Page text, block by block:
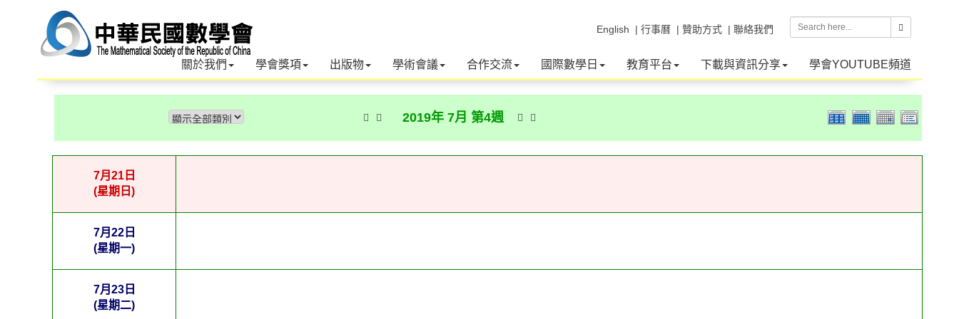
| 聯絡我們
| 贊助方式
| 行事曆
English
關於我們 學會獎項 出版物 學術會議 合作交流 國際數學日 教育平台 下載與資訊分享 學會YOUTUBE頻道
2019年 7月 第4週
7月21日
(星期日)
7月22日
(星期一)
7月23日
(星期二)